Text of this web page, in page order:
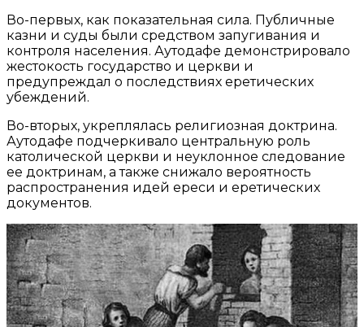
Во-первых, как показательная сила. Публичные
казни и суды были средством запугивания и
контроля населения. Аутодафе демонстрировало
жестокость государство и церкви и
предупреждал о последствиях еретических
убеждений.
Во-вторых, укреплялась религиозная доктрина.
Аутодафе подчеркивало центральную роль
католической церкви и неуклонное следование
ее доктринам, а также снижало вероятность
распространения идей ереси и еретических
документов.